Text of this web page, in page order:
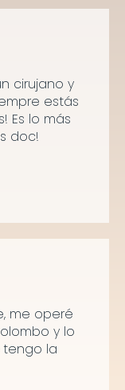
cirujano y
estás
Es lo más
doc!
me operé
y lo
la